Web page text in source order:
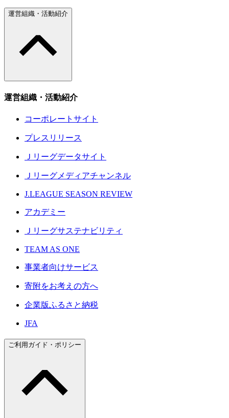
運営組織・活動紹介
運営組織・活動紹介
コーポレートサイト
プレスリリース
Ｊリーグデータサイト
Ｊリーグメディアチャンネル
J.LEAGUE SEASON REVIEW
アカデミー
Ｊリーグサステナビリティ
TEAM AS ONE
事業者向けサービス
寄附をお考えの方へ
企業版ふるさと納税
JFA
ご利用ガイド・ポリシー